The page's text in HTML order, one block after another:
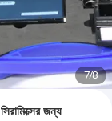
7/8
জন্য